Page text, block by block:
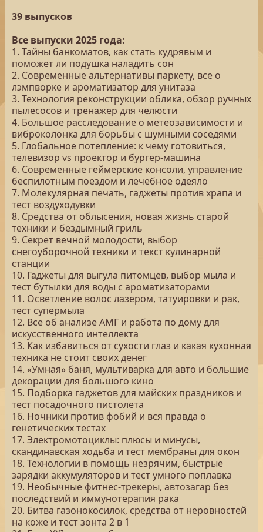
39 выпусков
Все выпуски 2025 года:
1. Тайны банкоматов, как стать кудрявым и
поможет ли подушка наладить сон
2. Современные альтернативы паркету, все о
лэмпворке и ароматизатор для унитаза
3. Технология реконструкции облика, обзор ручных
пылесосов и тренажер для челюсти
4. Большое расследование о метеозависимости и
виброколонка для борьбы с шумными соседями
5. Глобальное потепление: к чему готовиться,
телевизор vs проектор и бургер-машина
6. Современные геймерские консоли, управление
беспилотным поездом и лечебное одеяло
7. Молекулярная печать, гаджеты против храпа и
тест воздуходувки
8. Средства от облысения, новая жизнь старой
техники и бездымный гриль
9. Секрет вечной молодости, выбор
снегоуборочной техники и текст кулинарной
станции
10. Гаджеты для выгула питомцев, выбор мыла и
тест бутылки для воды с ароматизаторами
11. Осветление волос лазером, татуировки и рак,
тест супермыла
12. Все об анализе АМГ и работа по дому для
искусственного интеллекта
13. Как избавиться от сухости глаз и какая кухонная
техника не стоит своих денег
14. «Умная» баня, мультиварка для авто и большие
декорации для большого кино
15. Подборка гаджетов для майских праздников и
тест посадочного пистолета
16. Ночники против фобий и вся правда о
генетических тестах
17. Электромотоциклы: плюсы и минусы,
скандинавская ходьба и тест мембраны для окон
18. Технологии в помощь незрячим, быстрые
зарядки аккумуляторов и тест умного поплавка
19. Необычные фитнес-трекеры, автозагар без
последствий и иммунотерапия рака
20. Битва газонокосилок, средства от неровностей
на коже и тест зонта 2 в 1